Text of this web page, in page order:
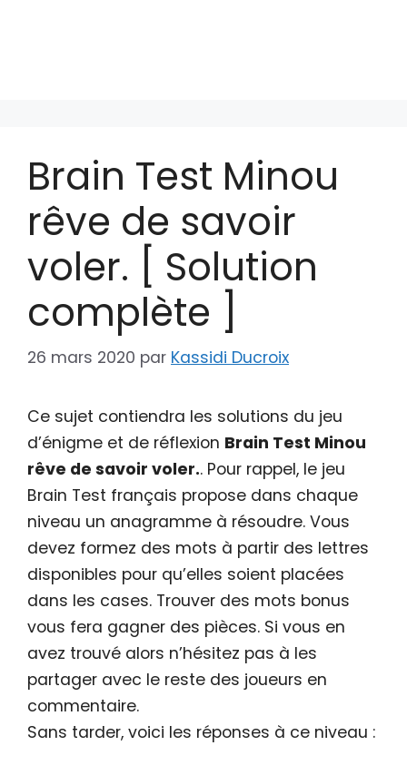
Brain Test Minou
rêve de savoir
voler. [ Solution
complète ]
26 mars 2020 par Kassidi Ducroix
Ce sujet contiendra les solutions du jeu
d’énigme et de réflexion Brain Test Minou
rêve de savoir voler.. Pour rappel, le jeu
Brain Test français propose dans chaque
niveau un anagramme à résoudre. Vous
devez formez des mots à partir des lettres
disponibles pour qu’elles soient placées
dans les cases. Trouver des mots bonus
vous fera gagner des pièces. Si vous en
avez trouvé alors n’hésitez pas à les
partager avec le reste des joueurs en
commentaire.
Sans tarder, voici les réponses à ce niveau :